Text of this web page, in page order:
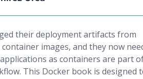
their deployment artifacts from
images, and they now
as containers are part
This Docker book is designed